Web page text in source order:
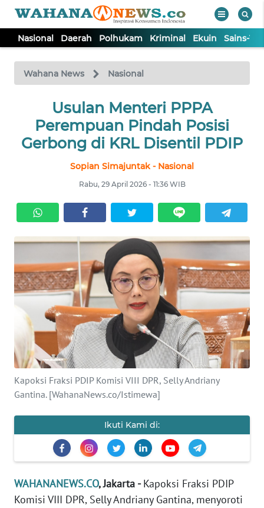
Nasional Daerah Polhukam Kriminal Ekuin Sains-
Wahana News Nasional
Usulan Menteri PPPA
Perempuan Pindah Posisi
Gerbong di KRL Disentil PDIP
Sopian Simajuntak - Nasional
Rabu, 29 April 2026 - 11:36 WIB
Kapoksi Fraksi PDIP Komisi VIII DPR, Selly Andriany
Gantina. [WahanaNews.co/Istimewa]
Ikuti Kami di:
WAHANANEWS.CO, Jakarta -Kapoksi Fraksi PDIP
Komisi VIII DPR, Selly Andriany Gantina, menyoroti
TV
Tutup
NASIONAL
DAERAH
KRIMINAL
EKUIN
SAINS-TEKNO
KESEHATAN
INTERNASIONAL
SERBA-SERBI
PENDIDIKAN
OLAHRAGA
EDITORIAL